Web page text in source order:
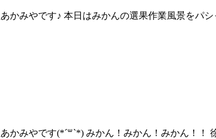
かみやです♪ 本日はみかんの選果作業風景を
かみやです(*´꒳`*) みかん！みかん！みかん！